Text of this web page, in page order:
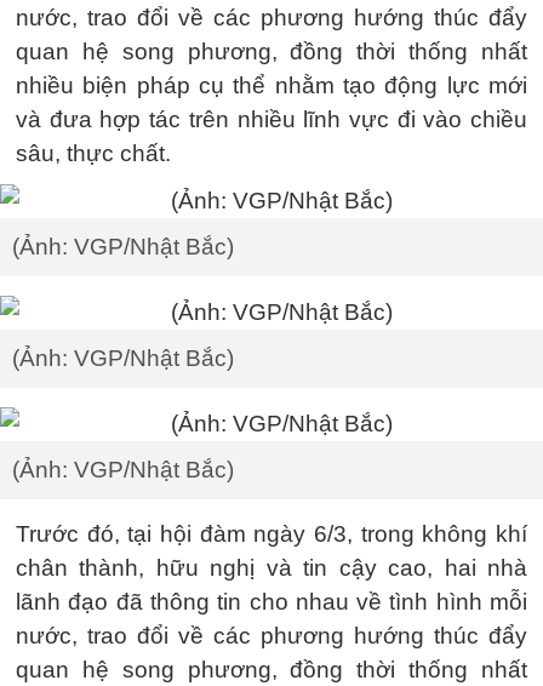
nước, trao đổi về các phương hướng thúc đẩy
quan hệ song phương, đồng thời thống nhất
nhiều biện pháp cụ thể nhằm tạo động lực mới
và đưa hợp tác trên nhiều lĩnh vực đi vào chiều
sâu, thực chất.
(Ảnh: VGP/Nhật Bắc)
(Ảnh: VGP/Nhật Bắc)
(Ảnh: VGP/Nhật Bắc)
Trước đó, tại hội đàm ngày 6/3, trong không khí
chân thành, hữu nghị và tin cậy cao, hai nhà
lãnh đạo đã thông tin cho nhau về tình hình mỗi
nước, trao đổi về các phương hướng thúc đẩy
quan hệ song phương, đồng thời thống nhất